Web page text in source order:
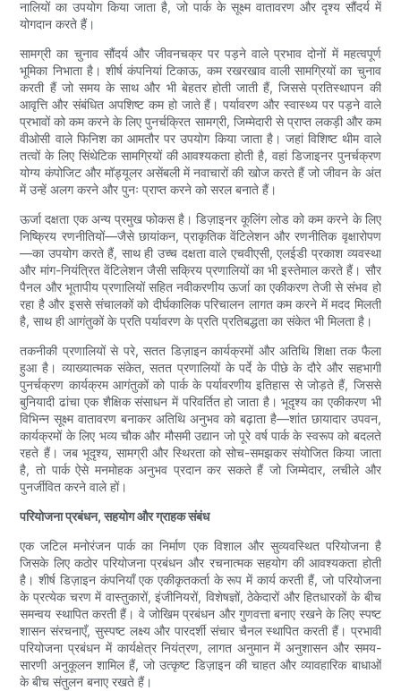
नालियों का उपयोग किया जाता है, जो पार्क के सूक्ष्म वातावरण और दृश्य सौंदर्य में
योगदान करते हैं।
सामग्री का चुनाव सौंदर्य और जीवनचक्र पर पड़ने वाले प्रभाव दोनों में महत्वपूर्ण
भूमिका निभाता है। शीर्ष कंपनियां टिकाऊ, कम रखरखाव वाली सामग्रियों का चुनाव
करती हैं जो समय के साथ और भी बेहतर होती जाती हैं, जिससे प्रतिस्थापन की
आवृत्ति और संबंधित अपशिष्ट कम हो जाते हैं। पर्यावरण और स्वास्थ्य पर पड़ने वाले
प्रभावों को कम करने के लिए पुनर्चक्रित सामग्री, जिम्मेदारी से प्राप्त लकड़ी और कम
वीओसी वाले फिनिश का आमतौर पर उपयोग किया जाता है। जहां विशिष्ट थीम वाले
तत्वों के लिए सिंथेटिक सामग्रियों की आवश्यकता होती है, वहां डिजाइनर पुनर्चक्रण
योग्य कंपोजिट और मॉड्यूलर असेंबली में नवाचारों की खोज करते हैं जो जीवन के अंत
में उन्हें अलग करने और पुनः प्राप्त करने को सरल बनाते हैं।
ऊर्जा दक्षता एक अन्य प्रमुख फोकस है। डिज़ाइनर कूलिंग लोड को कम करने के लिए
निष्क्रिय रणनीतियों—जैसे छायांकन, प्राकृतिक वेंटिलेशन और रणनीतिक वृक्षारोपण
—का उपयोग करते हैं, साथ ही उच्च दक्षता वाले एचवीएसी, एलईडी प्रकाश व्यवस्था
और मांग-नियंत्रित वेंटिलेशन जैसी सक्रिय प्रणालियों का भी इस्तेमाल करते हैं। सौर
पैनल और भूतापीय प्रणालियों सहित नवीकरणीय ऊर्जा का एकीकरण तेजी से संभव हो
रहा है और इससे संचालकों को दीर्घकालिक परिचालन लागत कम करने में मदद मिलती
है, साथ ही आगंतुकों के प्रति पर्यावरण के प्रति प्रतिबद्धता का संकेत भी मिलता है।
तकनीकी प्रणालियों से परे, सतत डिज़ाइन कार्यक्रमों और अतिथि शिक्षा तक फैला
हुआ है। व्याख्यात्मक संकेत, सतत प्रणालियों के पर्दे के पीछे के दौरे और सहभागी
पुनर्चक्रण कार्यक्रम आगंतुकों को पार्क के पर्यावरणीय इतिहास से जोड़ते हैं, जिससे
बुनियादी ढांचा एक शैक्षिक संसाधन में परिवर्तित हो जाता है। भूदृश्य का एकीकरण भी
विभिन्न सूक्ष्म वातावरण बनाकर अतिथि अनुभव को बढ़ाता है—शांत छायादार उपवन,
कार्यक्रमों के लिए भव्य चौक और मौसमी उद्यान जो पूरे वर्ष पार्क के स्वरूप को बदलते
रहते हैं। जब भूदृश्य, सामग्री और स्थिरता को सोच-समझकर संयोजित किया जाता
है, तो पार्क ऐसे मनमोहक अनुभव प्रदान कर सकते हैं जो जिम्मेदार, लचीले और
पुनर्जीवित करने वाले हों।
परियोजना प्रबंधन, सहयोग और ग्राहक संबंध
एक जटिल मनोरंजन पार्क का निर्माण एक विशाल और सुव्यवस्थित परियोजना है
जिसके लिए कठोर परियोजना प्रबंधन और रचनात्मक सहयोग की आवश्यकता होती
है। शीर्ष डिज़ाइन कंपनियाँ एक एकीकृतकर्ता के रूप में कार्य करती हैं, जो परियोजना
के प्रत्येक चरण में वास्तुकारों, इंजीनियरों, विशेषज्ञों, ठेकेदारों और हितधारकों के बीच
समन्वय स्थापित करती हैं। वे जोखिम प्रबंधन और गुणवत्ता बनाए रखने के लिए स्पष्ट
शासन संरचनाएँ, सुस्पष्ट लक्ष्य और पारदर्शी संचार चैनल स्थापित करती हैं। प्रभावी
परियोजना प्रबंधन में कार्यक्षेत्र नियंत्रण, लागत अनुमान में अनुशासन और समय-
सारणी अनुकूलन शामिल हैं, जो उत्कृष्ट डिज़ाइन की चाहत और व्यावहारिक बाधाओं
के बीच संतुलन बनाए रखते हैं।